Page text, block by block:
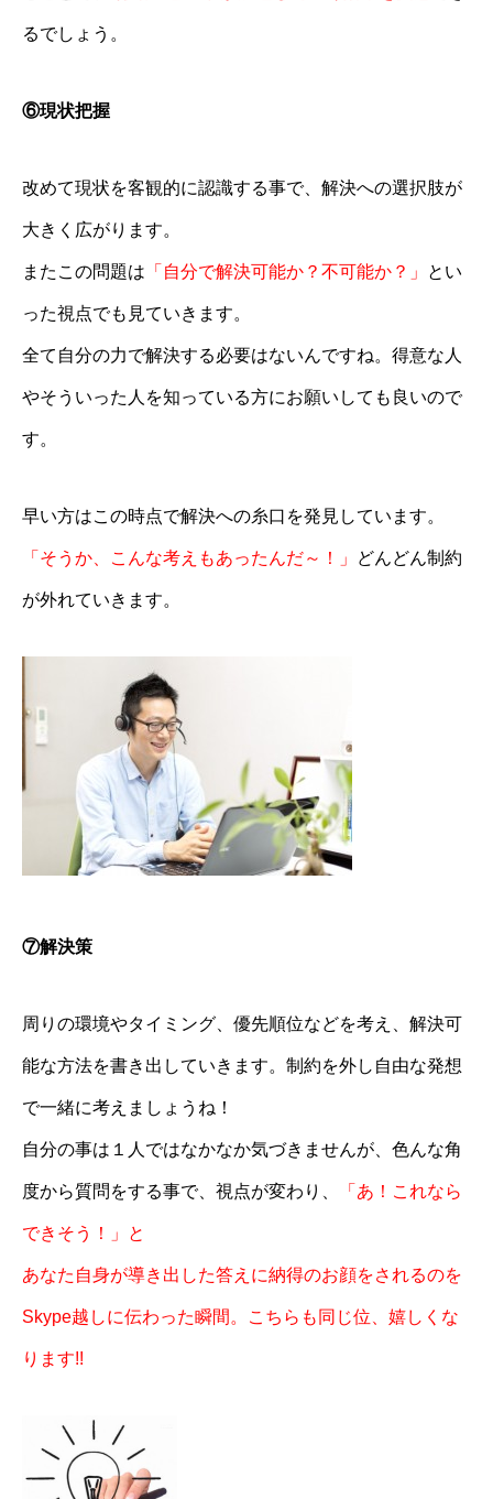
るでしょう。
⑥現状把握
改めて現状を客観的に認識する事で、解決への選択肢が
大きく広がります。
またこの問題は 「自分で解決可能か？不可能か？」 とい
った視点でも見ていきます。
全て自分の力で解決する必要はないんですね。得意な人
やそういった人を知っている方にお願いしても良いので
す。
早い方はこの時点で解決への糸口を発見しています。
「そうか、こんな考えもあったんだ～！」 どんどん制約
が外れていきます。
⑦解決策
周りの環境やタイミング、優先順位などを考え、解決可
能な方法を書き出していきます。制約を外し自由な発想
で一緒に考えましょうね！
自分の事は１人ではなかなか気づきませんが、色んな角
度から質問をする事で、視点が変わり、 「あ！これなら
できそう！」と
あなた自身が導き出した答えに納得のお顔をされるのを
Skype越しに伝わった瞬間。こちらも同じ位、嬉しくな
ります!!